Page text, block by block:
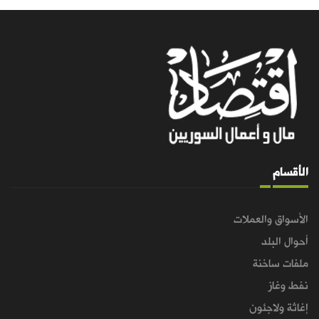
الأقسام
الأسواق والعملات
أحوال البلد
ملفات ساخنة
نفط وغاز
إغاثة ولاجئون